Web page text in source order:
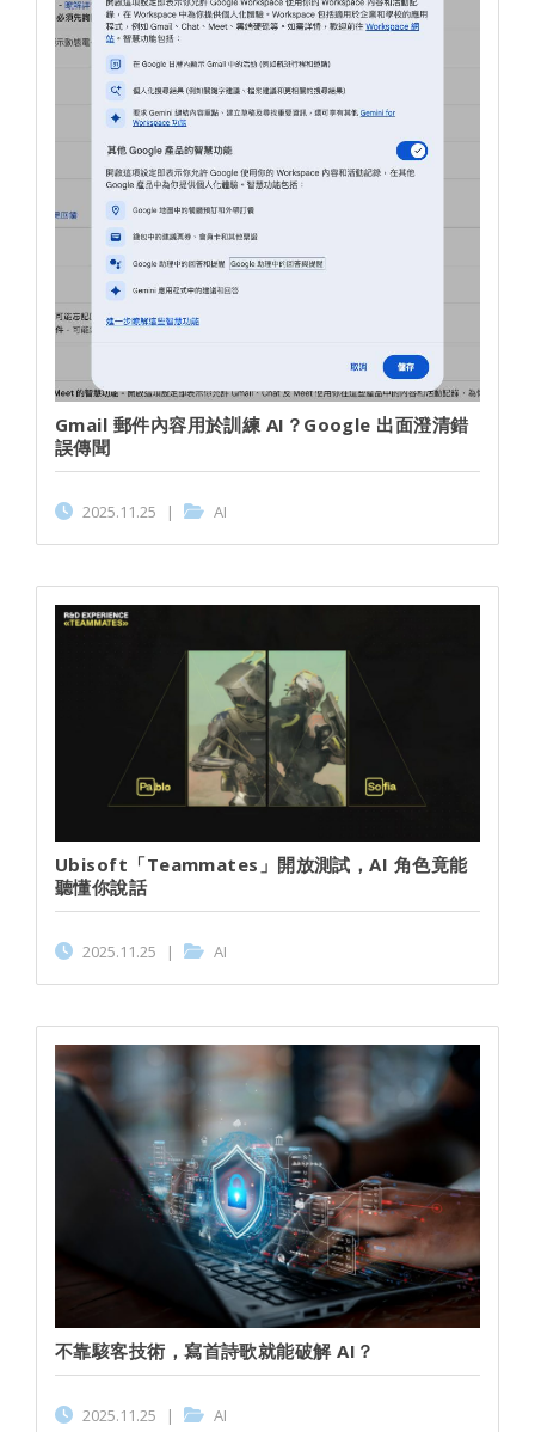
Gmail 郵件內容用於訓練 AI？Google 出面澄清錯
誤傳聞
2025.11.25 | AI
Ubisoft「Teammates」開放測試，AI 角色竟能
聽懂你說話
2025.11.25 | AI
不靠駭客技術，寫首詩歌就能破解 AI？
2025.11.25 | AI